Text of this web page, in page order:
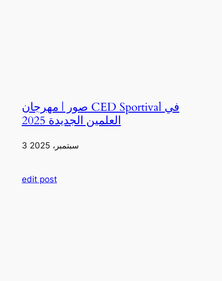
صور | مهرجان CED Sportival في
العلمين الجديدة 2025
3 سبتمبر، 2025
edit post